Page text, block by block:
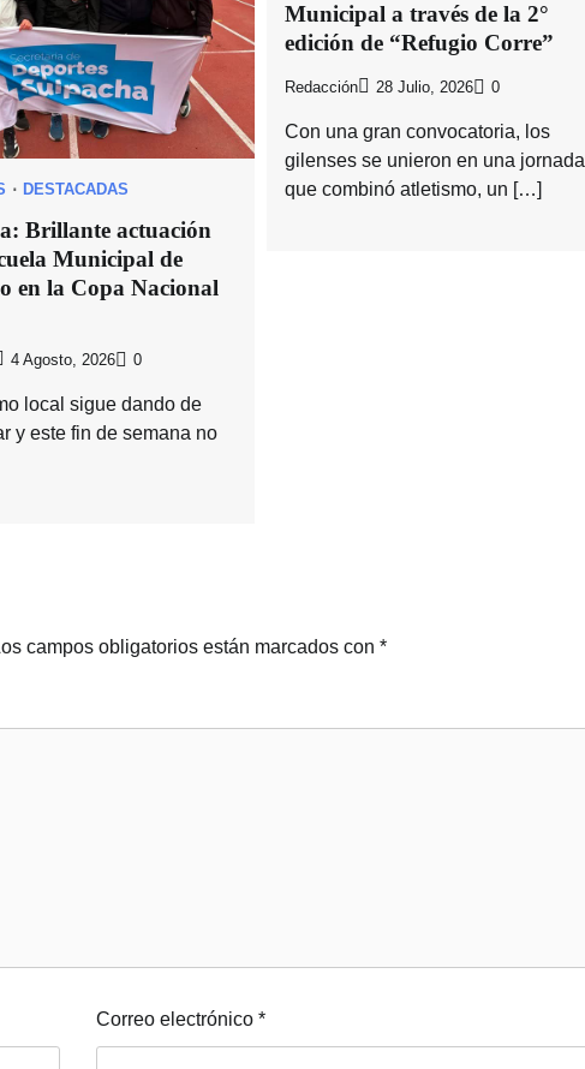
DESTACADAS
Brillante actuación
Municipal de
en la Copa Nacional
4 Agosto, 2026 0
local sigue dando de
y este fin de semana no
Municipal a través de la 2°
edición de “Refugio Corre”
Redacción 28 Julio, 2026 0
Con una gran convocatoria, los
gilenses se unieron en una jornada
que combinó atletismo, un […]
campos obligatorios están marcados con *
Correo electrónico *